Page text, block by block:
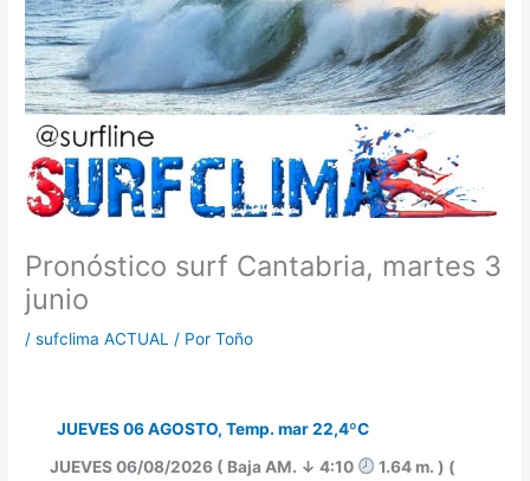
Pronóstico surf Cantabria, martes 3
junio
/sufclima ACTUAL / PorToño
JUEVES 06 AGOSTO, Temp. mar 22,4ºC
JUEVES 06/08/2026 ( Baja AM. ↓ 4:10
1.64 m. ) (